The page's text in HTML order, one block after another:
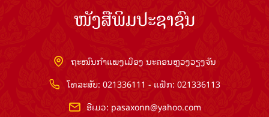
ໜັງສືພິມປະຊາຊົນ
ຖະໜົນກຳແພງເມືອງ ນະຄອນຫຼວງວຽງຈັນ
ໂທລະສັບ: 021336111 - ແຟັກ: 021336113
ອີເມວ: pasaxonn@yahoo.com